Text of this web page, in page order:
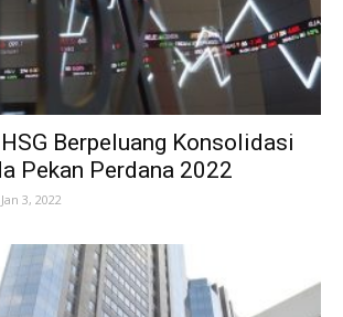
Berpeluang Konsolidasi
Pekan Perdana 2022
Jan 3, 2022